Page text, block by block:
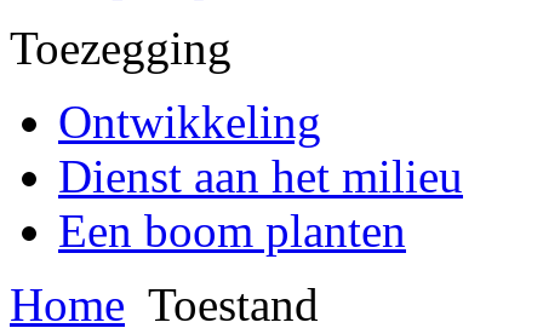
Toezegging
Ontwikkeling
Dienst aan het milieu
Een boom planten
Home Toestand